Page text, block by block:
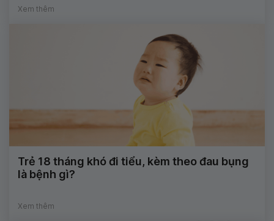
Xem thêm
Trẻ 18 tháng khó đi tiểu, kèm theo đau bụng
là bệnh gì?
Xem thêm